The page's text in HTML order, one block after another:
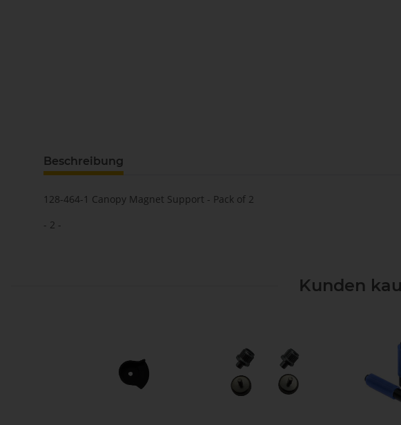
Beschreibung
128-464-1 Canopy Magnet Support - Pack of 2
- 2 -
Kunden